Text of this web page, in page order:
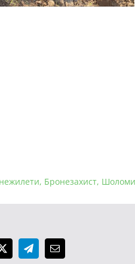
, Бронезахист, Шоломи